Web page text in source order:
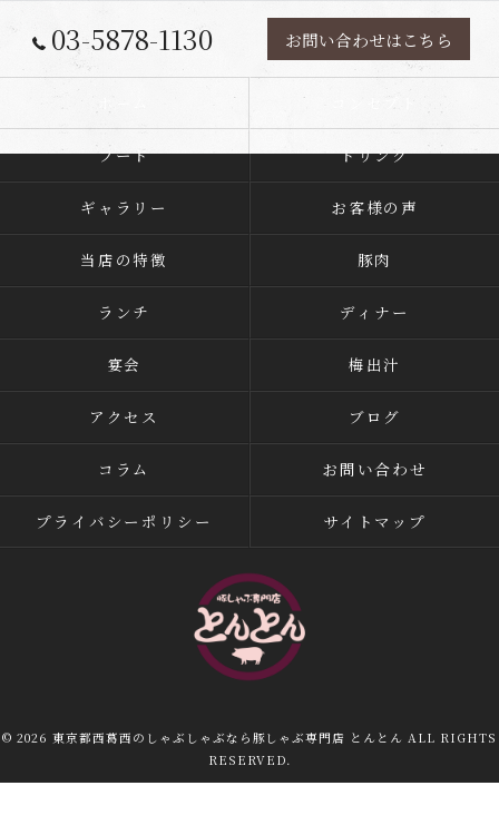
03-5878-1130 お問い合わせはこちら
コンセプト
フード ドリンク
ギャラリー お客様の声
当店の特徴 豚肉
ランチ ディナー
宴会 梅出汁
アクセス ブログ
コラム お問い合わせ
プライバシーポリシー サイトマップ
© 2026 東京都西葛西のしゃぶしゃぶなら豚しゃぶ専門店 とんとん ALL RIGHTS
RESERVED.